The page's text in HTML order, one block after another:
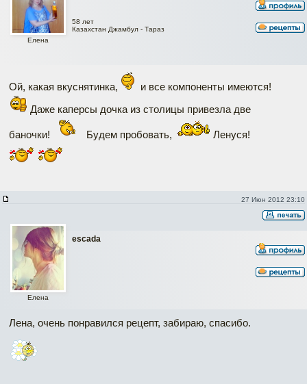
Елена
58 лет
Казахстан Джамбул - Тараз
Ой, какая вкуснятинка,
и все компоненты имеются!
Даже каперсы дочка из столицы привезла две
баночки! Будем пробовать, Ленуся!
27 Июн 2012 23:10
escada
Елена
Лена, очень понравился рецепт, забираю, спасибо.